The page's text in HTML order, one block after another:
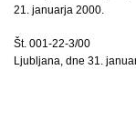
21. januarja 2000.
Št. 001-22-3/00
Ljubljana, dne 31.